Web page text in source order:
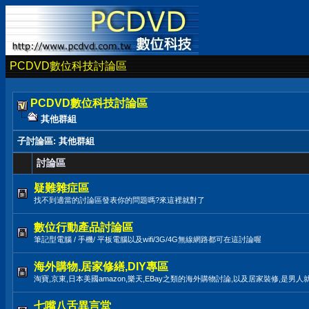
PCDVD數位科技討論區
PCDVD數位科技討論區
其他群組
子討論區: 其他群組
討論區
疑難雜症區
找不到適當的討論區發表你的問題嗎?來這裡就對了
數位行動產品討論區
筆記型電腦 / 手機/ 平板電腦以及wifi/3G/4G無線網路都可在這討論喔
海外購物,居家修繕,DIY專區
淘寶,京東,日本美國amazon,樂天,EBay之類的海外購物討論,以及居家裝修,是男人
七嘴八舌異言堂